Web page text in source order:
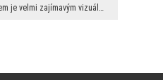
Gimnastika spojená s tancem je velmi zajímavým vizuálním zížitkem. I když v tomto případě vidíme ...